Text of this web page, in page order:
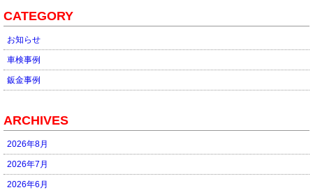
CATEGORY
お知らせ
車検事例
鈑金事例
ARCHIVES
2026年8月
2026年7月
2026年6月